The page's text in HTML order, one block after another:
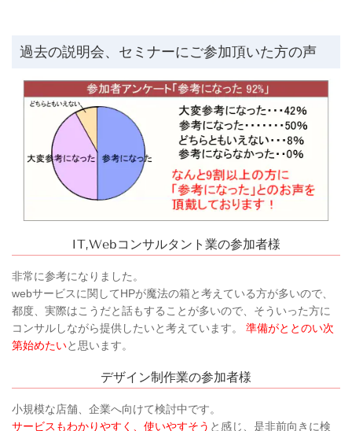
過去の説明会、セミナーにご参加頂いた方の声
IT,Webコンサルタント業の参加者様
非常に参考になりました。
webサービスに関してHPが魔法の箱と考えている方が多いので、
都度、実際はこうだと話もすることが多いので、そういった方に
コンサルしながら提供したいと考えています。 準備がととのい次
第始めたいと思います。
デザイン制作業の参加者様
小規模な店舗、企業へ向けて検討中です。
サービスもわかりやすく、使いやすそう と感じ、是非前向きに検